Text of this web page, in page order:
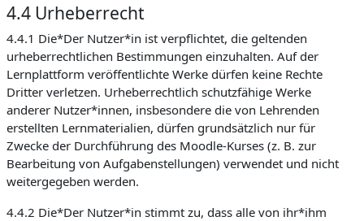
4.4 Urheberrecht
4.4.1 Die*Der Nutzer*in ist verpflichtet, die geltenden
urheberrechtlichen Bestimmungen einzuhalten. Auf der
Lernplattform veröffentlichte Werke dürfen keine Rechte
Dritter verletzen. Urheberrechtlich schutzfähige Werke
anderer Nutzer*innen, insbesondere die von Lehrenden
erstellten Lernmaterialien, dürfen grundsätzlich nur für
Zwecke der Durchführung des Moodle-Kurses (z. B. zur
Bearbeitung von Aufgabenstellungen) verwendet und nicht
weitergegeben werden.
4.4.2 Die*Der Nutzer*in stimmt zu, dass alle von ihr*ihm